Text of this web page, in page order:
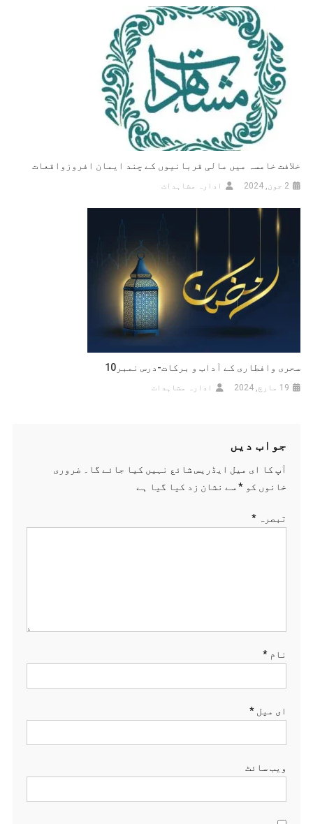
خلافت خامسہ میں مالی قربانیوں کے چند ایمان افروزواقعات
2 جون, 2024 ادارہ مشاہدات
سحری وافطاری کے آداب و برکات-درس نمبر10
19 مارچ, 2024 ادارہ مشاہدات
جواب دیں
آپ کا ای میل ایڈریس شائع نہیں کیا جائے گا۔
ضروری
خانوں کو *سے نشان زد کیا گیا ہے
تبصرہ *
نام *
ای میل *
ویب‌ سائٹ